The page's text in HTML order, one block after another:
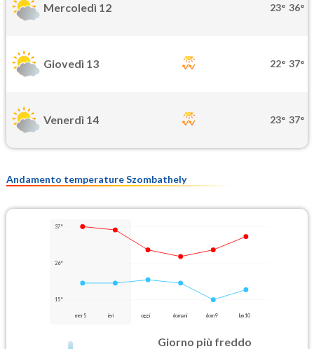
Mercoledì 12 23° 36°
Giovedì 13 22° 37°
Venerdì 14 23° 37°
Andamento temperature Szombathely
37°
26°
15°
mer 5 ieri oggi domani dom 9 lun 10
Giorno più freddo